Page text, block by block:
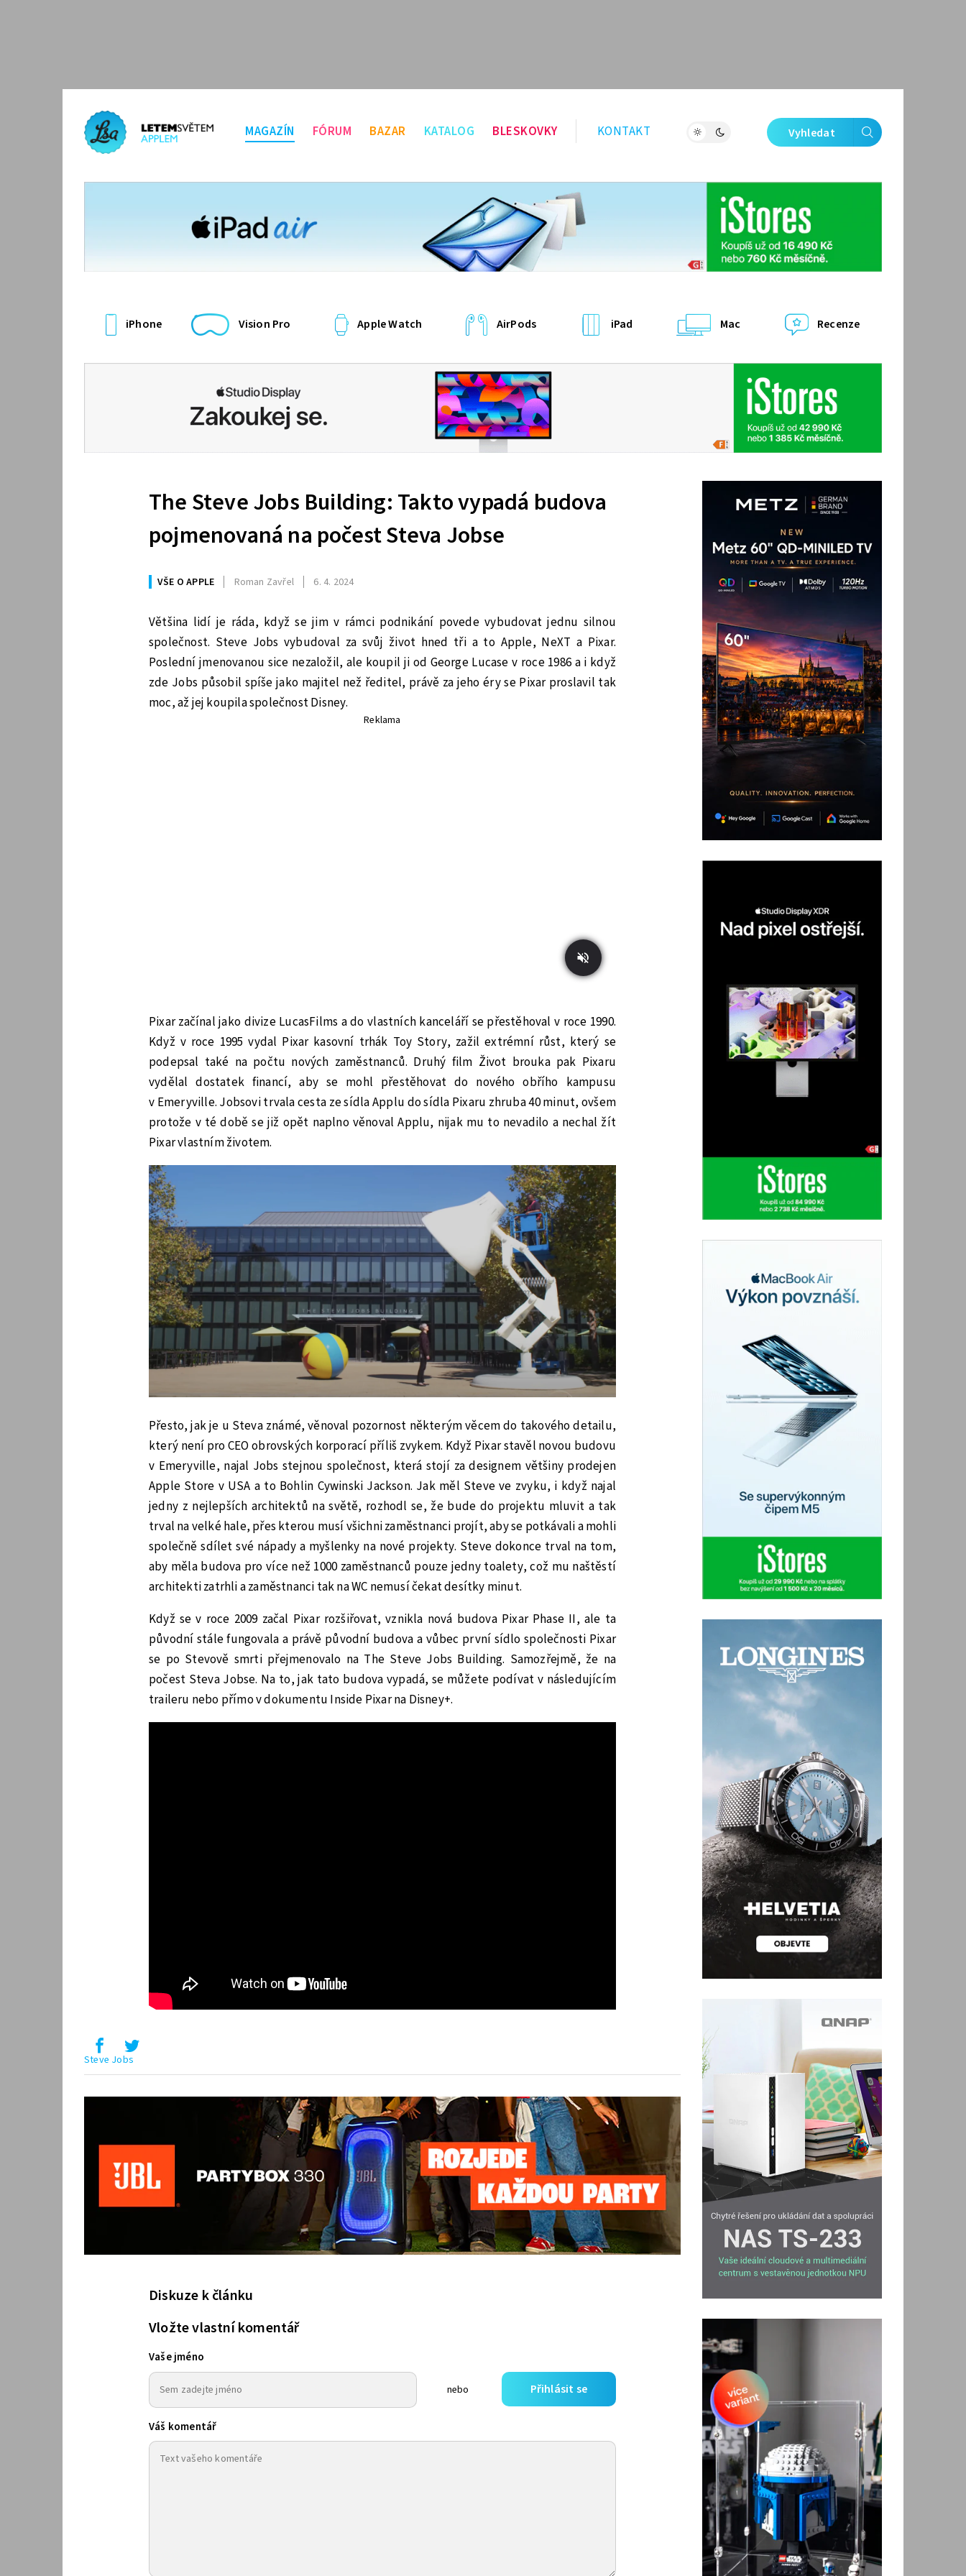
MAGAZÍN FÓRUM BAZAR KATALOG BLESKOVKY KONTAKT Vyhledat
iPhone Vision Pro Apple Watch AirPods iPad Mac Recenze
The Steve Jobs Building: Takto vypadá budova
pojmenovaná na počest Steva Jobse
VŠE O APPLE Roman Zavřel 6. 4. 2024
Většina lidí je ráda, když se jim v rámci podnikání povede vybudovat jednu silnou
společnost. Steve Jobs vybudoval za svůj život hned tři a to Apple, NeXT a Pixar.
Poslední jmenovanou sice nezaložil, ale koupil ji od George Lucase v roce 1986 a i když
zde Jobs působil spíše jako majitel než ředitel, právě za jeho éry se Pixar proslavil tak
moc, až jej koupila společnost Disney.
Reklama
Pixar začínal jako divize LucasFilms a do vlastních kanceláří se přestěhoval v roce 1990.
Když v roce 1995 vydal Pixar kasovní trhák Toy Story, zažil extrémní růst, který se
podepsal také na počtu nových zaměstnanců. Druhý film Život brouka pak Pixaru
vydělal dostatek financí, aby se mohl přestěhovat do nového obřího kampusu
v Emeryville. Jobsovi trvala cesta ze sídla Applu do sídla Pixaru zhruba 40 minut, ovšem
protože v té době se již opět naplno věnoval Applu, nijak mu to nevadilo a nechal žít
Pixar vlastním životem.
Přesto, jak je u Steva známé, věnoval pozornost některým věcem do takového detailu,
který není pro CEO obrovských korporací příliš zvykem. Když Pixar stavěl novou budovu
v Emeryville, najal Jobs stejnou společnost, která stojí za designem většiny prodejen
Apple Store v USA a to Bohlin Cywinski Jackson. Jak měl Steve ve zvyku, i když najal
jedny z nejlepších architektů na světě, rozhodl se, že bude do projektu mluvit a tak
trval na velké hale, přes kterou musí všichni zaměstnanci projít, aby se potkávali a mohli
společně sdílet své nápady a myšlenky na nové projekty. Steve dokonce trval na tom,
aby měla budova pro více než 1000 zaměstnanců pouze jedny toalety, což mu naštěstí
architekti zatrhli a zaměstnanci tak na WC nemusí čekat desítky minut.
Když se v roce 2009 začal Pixar rozšiřovat, vznikla nová budova Pixar Phase II, ale ta
původní stále fungovala a právě původní budova a vůbec první sídlo společnosti Pixar
se po Stevově smrti přejmenovalo na The Steve Jobs Building. Samozřejmě, že na
počest Steva Jobse. Na to, jak tato budova vypadá, se můžete podívat v následujícím
traileru nebo přímo v dokumentu Inside Pixar na Disney+.
Steve Jobs
Diskuze k článku
Vložte vlastní komentář
Vaše jméno
nebo Přihlásit se
Váš komentář